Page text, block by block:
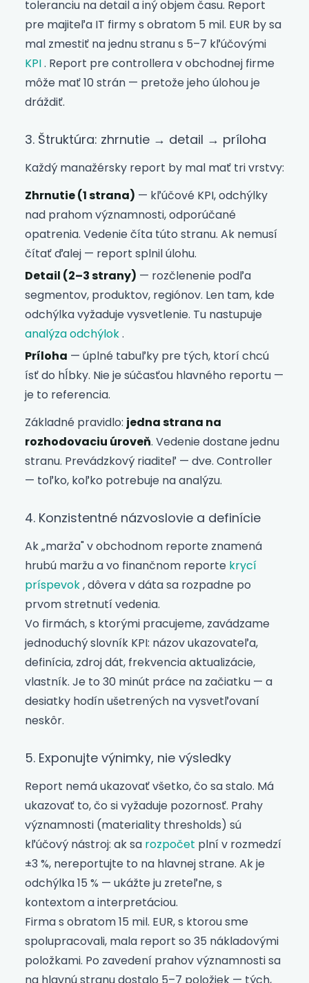
toleranciu na detail a iný objem času. Report
pre majiteľa IT firmy s obratom 5 mil. EUR by sa
mal zmestiť na jednu stranu s 5–7 kľúčovými
KPI. Report pre controllera v obchodnej firme
môže mať 10 strán — pretože jeho úlohou je
dráždiť.
3. Štruktúra: zhrnutie → detail → príloha
Každý manažérsky report by mal mať tri vrstvy:
Zhrnutie (1 strana) — kľúčové KPI, odchýlky
nad prahom významnosti, odporúčané
opatrenia. Vedenie číta túto stranu. Ak nemusí
čítať ďalej — report splnil úlohu.
Detail (2–3 strany) — rozčlenenie podľa
segmentov, produktov, regiónov. Len tam, kde
odchýlka vyžaduje vysvetlenie. Tu nastupuje
analýza odchýlok.
Príloha — úplné tabuľky pre tých, ktorí chcú
ísť do hĺbky. Nie je súčasťou hlavného reportu —
je to referencia.
Základné pravidlo: jedna strana na
rozhodovaciu úroveň. Vedenie dostane jednu
stranu. Prevádzkový riaditeľ — dve. Controller
— toľko, koľko potrebuje na analýzu.
4. Konzistentné názvoslovie a definície
Ak „marža" v obchodnom reporte znamená
hrubú maržu a vo finančnom reporte krycí
príspevok, dôvera v dáta sa rozpadne po
prvom stretnutí vedenia.
Vo firmách, s ktorými pracujeme, zavádzame
jednoduchý slovník KPI: názov ukazovateľa,
definícia, zdroj dát, frekvencia aktualizácie,
vlastník. Je to 30 minút práce na začiatku — a
desiatky hodín ušetrených na vysvetľovaní
neskôr.
5. Exponujte výnimky, nie výsledky
Report nemá ukazovať všetko, čo sa stalo. Má
ukazovať to, čo si vyžaduje pozornosť. Prahy
významnosti (materiality thresholds) sú
kľúčový nástroj: ak sa rozpočet plní v rozmedzí
±3 %, nereportujte to na hlavnej strane. Ak je
odchýlka 15 % — ukážte ju zreteľne, s
kontextom a interpretáciou.
Firma s obratom 15 mil. EUR, s ktorou sme
spolupracovali, mala report so 35 nákladovými
položkami. Po zavedení prahov významnosti sa